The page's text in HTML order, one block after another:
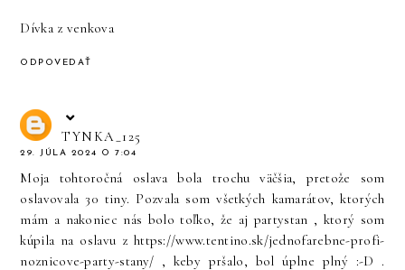
Dívka z venkova
ODPOVEDAŤ
TYNKA_125
29. JÚLA 2024 O 7:04
Moja tohtoročná oslava bola trochu väčšia, pretože som
oslavovala 30 tiny. Pozvala som všetkých kamarátov, ktorých
mám a nakoniec nás bolo toľko, že aj partystan , ktorý som
kúpila na oslavu z https://www.tentino.sk/jednofarebne-profi-
noznicove-party-stany/ , keby pršalo, bol úplne plný :-D .